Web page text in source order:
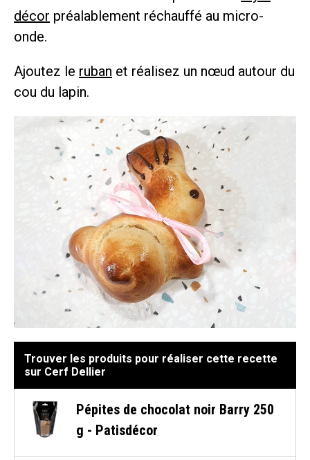
décor préalablement réchauffé au micro-
onde.
Ajoutez le ruban et réalisez un nœud autour du
cou du lapin.
Trouver les produits pour réaliser cette recette
sur Cerf Dellier
Pépites de chocolat noir Barry 250
g - Patisdécor